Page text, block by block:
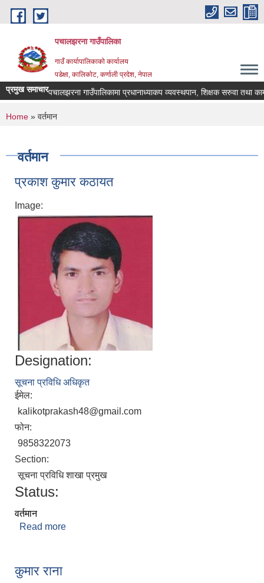
Skip to main content
पचालझरना गाउँपालिका
गाउँ कार्यापालिकाको कार्यालय
पडेक्षा, कालिकोट, कर्णाली प्रदेश, नेपाल
प्रमुख समाचारपचालझरना गाउँपालिकामा प्रधानाध्याकप व्यवस्थपान, शिक्षक सरुवा तथा
You are here
Home » वर्तमान
वर्तमान
प्रकाश कुमार कठायत
Image:
Designation:
सूचना प्रविधि अधिकृत
ईमेल:
kalikotprakash48@gmail.com
फोन:
9858322073
Section:
सूचना प्रविधि शाखा प्रमुख
Status:
वर्तमान
Read more
कुमार राना